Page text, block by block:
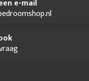
e-mail